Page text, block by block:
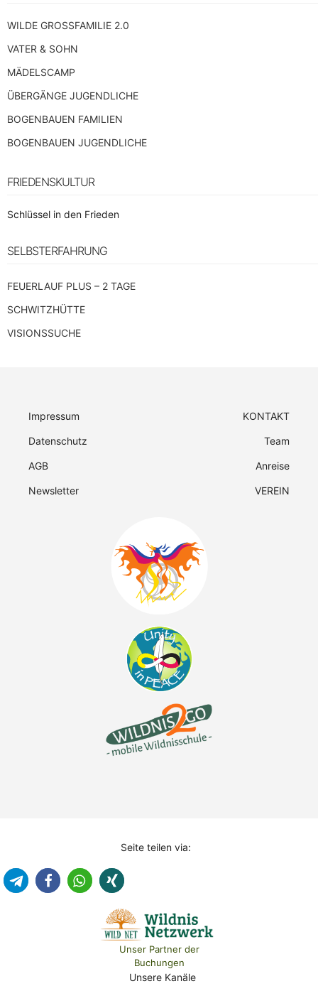
WILDE GROSSFAMILIE 2.0
VATER & SOHN
MÄDELSCAMP
ÜBERGÄNGE JUGENDLICHE
BOGENBAUEN FAMILIEN
BOGENBAUEN JUGENDLICHE
FRIEDENSKULTUR
Schlüssel in den Frieden
SELBSTERFAHRUNG
FEUERLAUF PLUS – 2 TAGE
SCHWITZHÜTTE
VISIONSSUCHE
Impressum
Datenschutz
AGB
Newsletter
KONTAKT
Team
Anreise
VEREIN
Seite teilen via:
Unser Partner der
Buchungen
Unsere Kanäle